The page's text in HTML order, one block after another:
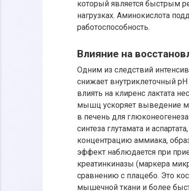
который является быстрым
нагрузках. Аминокислота
работоспособность.
Влияние на
Одним из следствий
снижает внутриклеточный
влиять на клиренс лактата
мышц ускоряет выведение
в печень для
синтеза глутамата и
концентрацию аммиака,
эффект наблюдается при
креатинкиназы (маркера
сравнению с плацебо. Это
мышечной ткани и более